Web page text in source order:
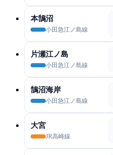
本鵠沼
小田急江ノ島線
片瀬江ノ島
小田急江ノ島線
鵠沼海岸
小田急江ノ島線
大宮
JR高崎線